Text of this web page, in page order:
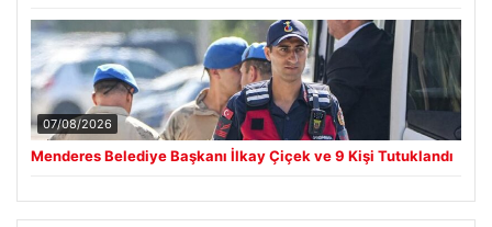
07/08/2026
Menderes Belediye Başkanı İlkay Çiçek ve 9 Kişi Tutuklandı